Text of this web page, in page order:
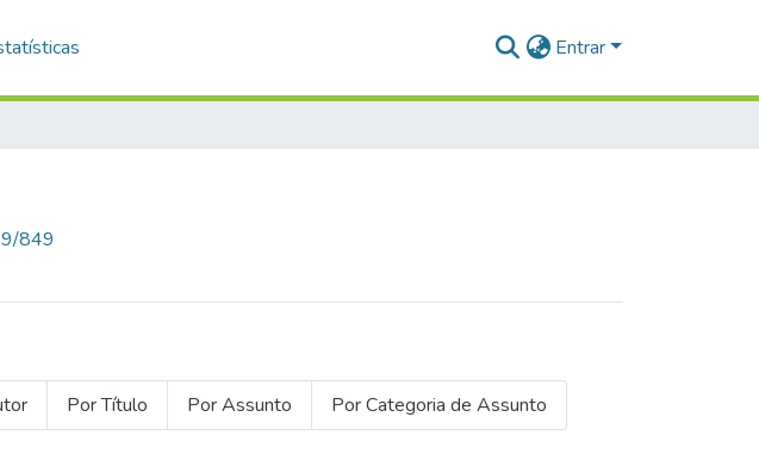
Entrar
849
Por Título Por Assunto Por Categoria de Assunto